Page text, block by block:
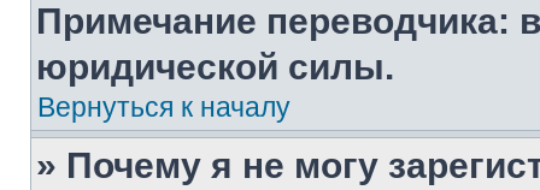
Примечание переводчика:
юридической силы.
Вернуться к началу
» Почему я не могу